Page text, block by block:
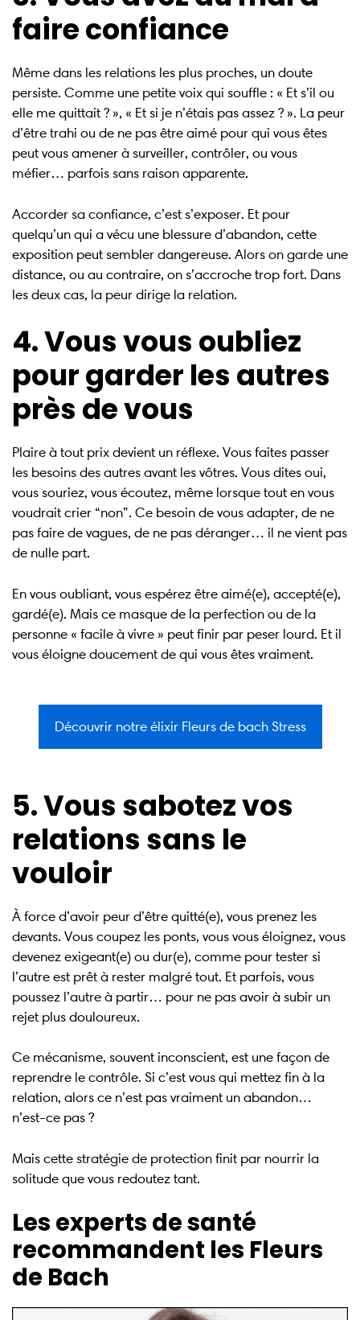
faire confiance
Même dans les relations les plus proches, un doute
persiste. Comme une petite voix qui souffle : « Et s’il ou
elle me quittait ? », « Et si je n’étais pas assez ? ». La peur
d’être trahi ou de ne pas être aimé pour qui vous êtes
peut vous amener à surveiller, contrôler, ou vous
méfier… parfois sans raison apparente.
Accorder sa confiance, c’est s’exposer. Et pour
quelqu’un qui a vécu une blessure d’abandon, cette
exposition peut sembler dangereuse. Alors on garde une
distance, ou au contraire, on s’accroche trop fort. Dans
les deux cas, la peur dirige la relation.
4. Vous vous oubliez
pour garder les autres
près de vous
Plaire à tout prix devient un réflexe. Vous faites passer
les besoins des autres avant les vôtres. Vous dites oui,
vous souriez, vous écoutez, même lorsque tout en vous
voudrait crier “non”. Ce besoin de vous adapter, de ne
pas faire de vagues, de ne pas déranger… il ne vient pas
de nulle part.
En vous oubliant, vous espérez être aimé(e), accepté(e),
gardé(e). Mais ce masque de la perfection ou de la
personne « facile à vivre » peut finir par peser lourd. Et il
vous éloigne doucement de qui vous êtes vraiment.
Découvrir notre élixir Fleurs de bach Stress
5. Vous sabotez vos
relations sans le
vouloir
À force d’avoir peur d’être quitté(e), vous prenez les
devants. Vous coupez les ponts, vous vous éloignez, vous
devenez exigeant(e) ou dur(e), comme pour tester si
l’autre est prêt à rester malgré tout. Et parfois, vous
poussez l’autre à partir… pour ne pas avoir à subir un
rejet plus douloureux.
Ce mécanisme, souvent inconscient, est une façon de
reprendre le contrôle. Si c’est vous qui mettez fin à la
relation, alors ce n’est pas vraiment un abandon…
n’est-ce pas ?
Mais cette stratégie de protection finit par nourrir la
solitude que vous redoutez tant.
Les experts de santé
recommandent les Fleurs
de Bach